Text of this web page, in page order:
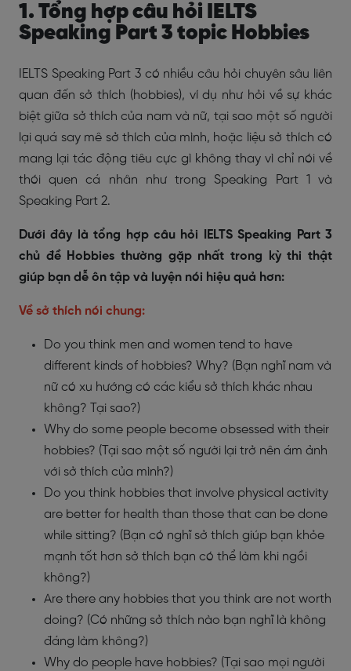
1. Tổng hợp câu hỏi IELTS
Speaking Part 3 topic Hobbies
IELTS Speaking Part 3 có nhiều câu hỏi chuyên sâu liên
quan đến sở thích (hobbies), ví dụ như hỏi về sự khác
biệt giữa sở thích của nam và nữ, tại sao một số người
lại quá say mê sở thích của mình, hoặc liệu sở thích có
mang lại tác động tiêu cực gì không thay vì chỉ nói về
thói quen cá nhân như trong Speaking Part 1 và
Speaking Part 2.
Dưới đây là tổng hợp câu hỏi IELTS Speaking Part 3
chủ đề Hobbies thường gặp nhất trong kỳ thi thật
giúp bạn dễ ôn tập và luyện nói hiệu quả hơn:
Về sở thích nói chung:
Do you think men and women tend to have
different kinds of hobbies? Why? (Bạn nghĩ nam và
nữ có xu hướng có các kiểu sở thích khác nhau
không? Tại sao?)
Why do some people become obsessed with their
hobbies? (Tại sao một số người lại trở nên ám ảnh
với sở thích của mình?)
Do you think hobbies that involve physical activity
are better for health than those that can be done
while sitting? (Bạn có nghĩ sở thích giúp bạn khỏe
mạnh tốt hơn sở thích bạn có thể làm khi ngồi
không?)
Are there any hobbies that you think are not worth
doing? (Có những sở thích nào bạn nghĩ là không
đáng làm không?)
Why do people have hobbies? (Tại sao mọi người